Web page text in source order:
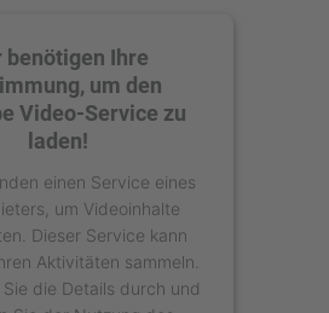
benötigen Ihre
um den
Video-Service zu
laden!
einen Service eines
um Videoinhalte
Dieser Service kann
Aktivitäten sammeln.
die Details durch und